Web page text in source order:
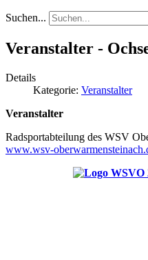
Suchen...
Veranstalter -
Details
Kategorie: Veranstalter
Veranstalter
Radsportabteilung des WSV
www.wsv-